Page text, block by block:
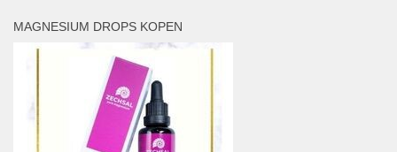
MAGNESIUM DROPS KOPEN